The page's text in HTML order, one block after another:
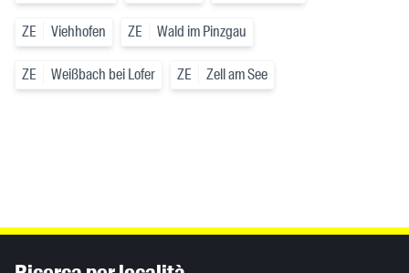
ZE Viehhofen ZE Wald im Pinzgau
ZE Weißbach bei Lofer ZE Zell am See